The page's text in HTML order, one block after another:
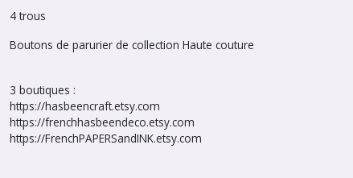
4 trous
Boutons de parurier de collection Haute couture
3 boutiques :
https://hasbeencraft.etsy.com
https://frenchhasbeendeco.etsy.com
https://FrenchPAPERSandINK.etsy.com